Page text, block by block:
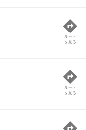
ルート
を見る
ルート
を見る